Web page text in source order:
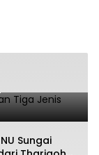
Gratiskan
Sungai